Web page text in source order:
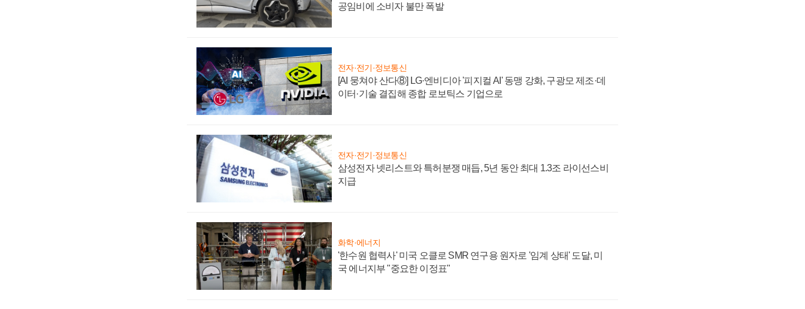
공임비에 소비자 불만 폭발
전자·전기·정보통신
[AI 뭉쳐야 산다⑧] LG·엔비디아 '피지컬 AI' 동맹 강화, 구광모 제조·데
이터·기술 결집해 종합 로보틱스 기업으로
전자·전기·정보통신
삼성전자 넷리스트와 특허분쟁 매듭, 5년 동안 최대 1.3조 라이선스비
지급
화학·에너지
'한수원 협력사' 미국 오클로 SMR 연구용 원자로 '임계 상태' 도달, 미
국 에너지부 "중요한 이정표"